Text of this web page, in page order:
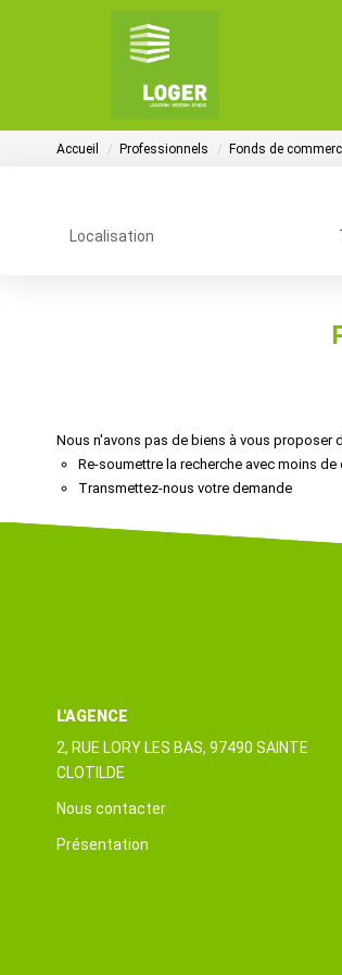
Accueil Professionnels Fonds de
Localisation
Nous n'avons pas de biens à vous proposer
Re-soumettre la recherche avec moins de
Transmettez-nous votre demande
L'AGENCE
2, RUE LORY LES BAS, 97490 SAINTE
CLOTILDE
Nous contacter
Présentation